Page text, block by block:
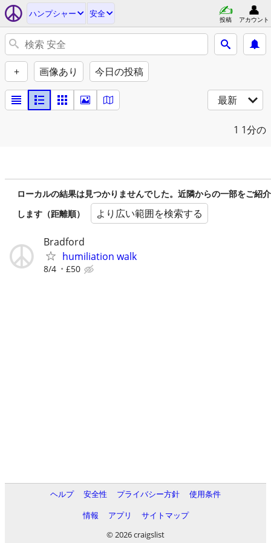
ハンプシャー 安全
投稿 アカウント
+ 画像あり 今日の投稿
最新
1 1分の
ローカルの結果は見つかりませんでした。近隣からの一部をご紹介
します（距離順）
より広い範囲を検索する
Bradford
humiliation walk
8/4 £50
ヘルプ 安全性 プライバシー方針
使用条件
情報
アプリ
サイトマップ
© 2026 craigslist